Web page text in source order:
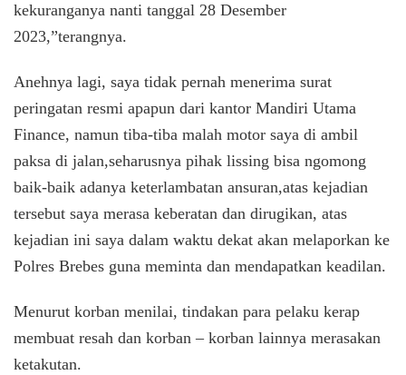
kekuranganya nanti tanggal 28 Desember
2023,”terangnya.
Anehnya lagi, saya tidak pernah menerima surat
peringatan resmi apapun dari kantor Mandiri Utama
Finance, namun tiba-tiba malah motor saya di ambil
paksa di jalan,seharusnya pihak lissing bisa ngomong
baik-baik adanya keterlambatan ansuran,atas kejadian
tersebut saya merasa keberatan dan dirugikan, atas
kejadian ini saya dalam waktu dekat akan melaporkan ke
Polres Brebes guna meminta dan mendapatkan keadilan.
Menurut korban menilai, tindakan para pelaku kerap
membuat resah dan korban – korban lainnya merasakan
ketakutan.